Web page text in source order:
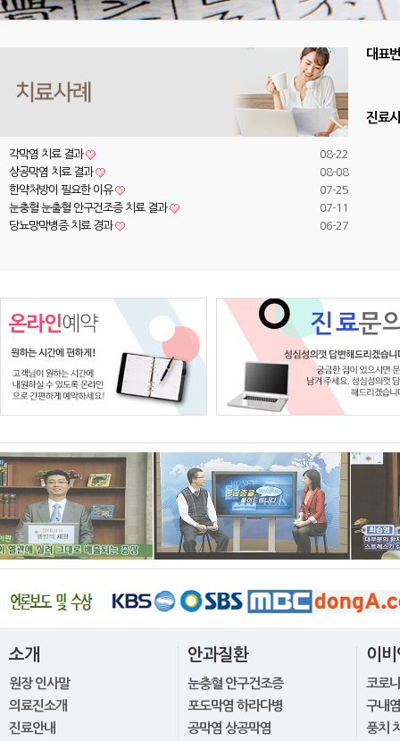
각막염 치료 결과
08-22
상공막염 치료 결과
08-08
한약처방이 필요한 이유
07-25
눈충혈 눈출혈 안구건조증 치료 결과
07-11
당뇨망막병증 치료 경과
06-27
대표
진료
소개
원장 인사말
의료진소개
진료안내
안과질환
눈충혈 안구건조증
포도막염 하라다병
공막염 상공막염
이
코로
구내
풍치